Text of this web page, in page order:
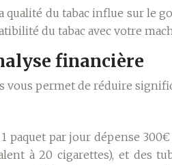
du tabac influe sur le
du tabac avec votre
financière
vous permet de réduire
par jour dépense
à 20 cigarettes), et des